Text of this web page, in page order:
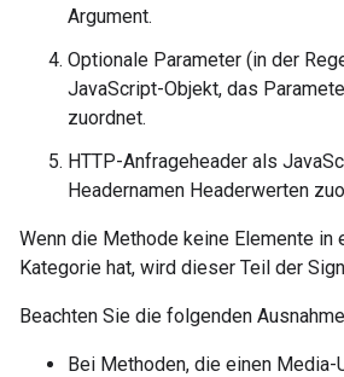
Argument.
Optionale Parameter (in der
JavaScript-Objekt, das
zuordnet.
HTTP-Anfrageheader als
Headernamen Headerwerten
Wenn die Methode keine Elemente in
Kategorie hat, wird dieser Teil der
Beachten Sie die folgenden
Bei Methoden, die einen Media-